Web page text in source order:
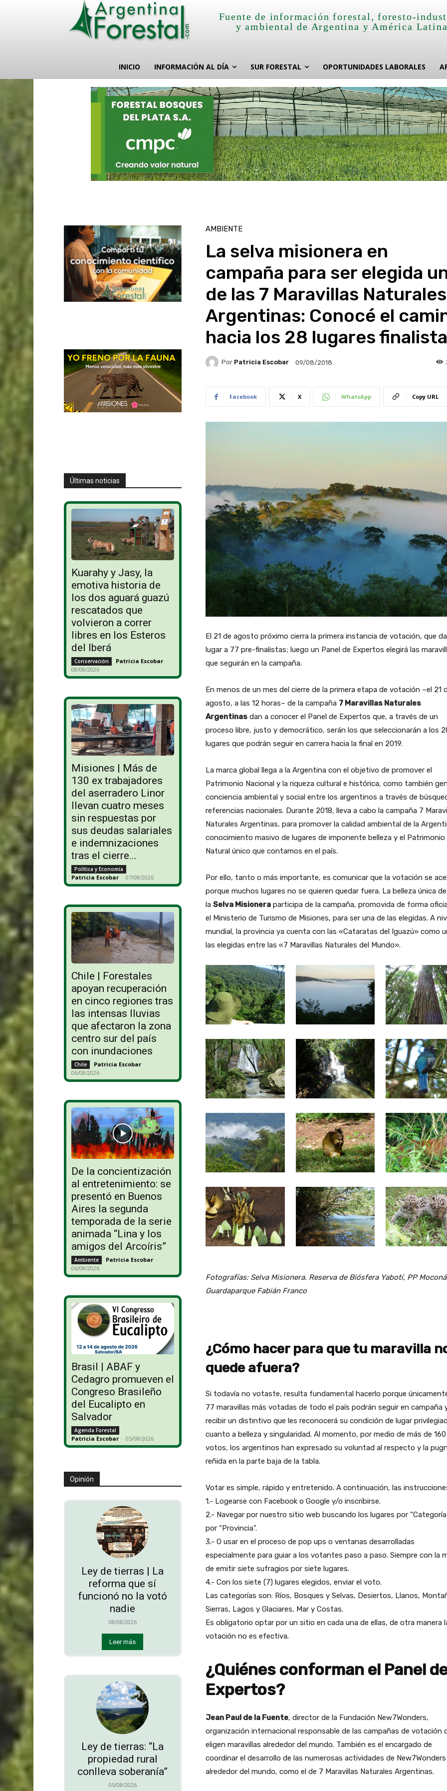
Fuente de información forestal, foresto-
y ambiental de Argentina y América
INICIO INFORMACIÓN AL DÍA SUR FORESTAL OPORTUNIDADES LABORALES
Últimas noticias
Kuarahy y Jasy, la
emotiva historia de
los dos aguará guazú
rescatados que
volvieron a correr
libres en los Esteros
del Iberá
Conservación Patricia Escobar -
08/08/2026
Misiones | Más de
130 ex trabajadores
del aserradero Linor
llevan cuatro meses
sin respuestas por
sus deudas salariales
e indemnizaciones
tras el cierre...
Política y Economía
Patricia Escobar - 07/08/2026
Chile | Forestales
apoyan recuperación
en cinco regiones tras
las intensas lluvias
que afectaron la zona
centro sur del país
con inundaciones
Chile Patricia Escobar -
06/08/2026
De la concientización
al entretenimiento: se
presentó en Buenos
Aires la segunda
temporada de la serie
animada “Lina y los
amigos del Arcoíris”
Ambiente Patricia Escobar -
06/08/2026
Brasil | ABAF y
Cedagro promueven el
Congreso Brasileño
del Eucalipto en
Salvador
Agenda Forestal
Patricia Escobar - 05/08/2026
Opinión
Ley de tierras | La
reforma que sí
funcionó no la votó
nadie
08/08/2026
Leer más
Ley de tierras: “La
propiedad rural
conlleva soberanía”
05/08/2026
AMBIENTE
La selva misionera en
campaña para ser elegida
de las 7 Maravillas Naturales
Argentinas: Conocé el
hacia los 28 lugares finalista
Por Patricia Escobar 09/08/2018
Facebook X WhatsApp Copy URL
El 21 de agosto próximo cierra la primera instancia de votación, que
lugar a 77 pre-finalistas; luego un Panel de Expertos elegirá las
que seguirán en la campaña.
En menos de un mes del cierre de la primera etapa de votación –el 21
agosto, a las 12 horas– de la campaña 7 Maravillas Naturales
Argentinasdan a conocer el Panel de Expertos que, a través de un
proceso libre, justo y democrático, serán los que seleccionarán a los
lugares que podrán seguir en carrera hacia la final en 2019.
La marca global llega a la Argentina con el objetivo de promover el
Patrimonio Nacional y la riqueza cultural e histórica, como también
conciencia ambiental y social entre los argentinos a través de
referencias nacionales. Durante 2018, lleva a cabo la campaña 7
Naturales Argentinas, para promover la calidad ambiental de la
conocimiento masivo de lugares de imponente belleza y el Patrimonio
Natural único que contamos en el país.
Por ello, tanto o más importante, es comunicar que la votación se
porque muchos lugares no se quieren quedar fuera. La belleza única de
la Selva Misioneraparticipa de la campaña, promovida de forma
el Ministerio de Turismo de Misiones, para ser una de las elegidas. A
mundial, la provincia ya cuenta con las «Cataratas del Iguazú» como
las elegidas entre las «7 Maravillas Naturales del Mundo».
Fotografías: Selva Misionera. Reserva de Biósfera Yabotí, PP
Guardaparque Fabián Franco
¿Cómo hacer para que tu maravilla
quede afuera?
Si todavía no votaste, resulta fundamental hacerlo porque
77 maravillas más votadas de todo el país podrán seguir en campaña
recibir un distintivo que les reconocerá su condición de lugar
cuanto a belleza y singularidad. Al momento, por medio de más de
votos, los argentinos han expresado su voluntad al respecto y la
reñida en la parte baja de la tabla.
Votar es simple, rápido y entretenido. A continuación, las
1.- Logearse con Facebook o Google y/o inscribirse.
2.- Navegar por nuestro sitio web buscando los lugares por
por “Provincia”.
3.- O usar en el proceso de pop ups o ventanas desarrolladas
especialmente para guiar a los votantes paso a paso. Siempre con la
de emitir siete sufragios por siete lugares.
4.- Con los siete (7) lugares elegidos, enviar el voto.
Las categorías son: Ríos, Bosques y Selvas, Desiertos, Llanos,
Sierras, Lagos y Glaciares, Mar y Costas.
Es obligatorio optar por un sitio en cada una de ellas, de otra manera
votación no es efectiva.
¿Quiénes conforman el Panel
Expertos?
Jean Paul de la Fuente, director de la Fundación New7Wonders,
organización internacional responsable de las campañas de votación
eligen maravillas alrededor del mundo. También es el encargado de
coordinar el desarrollo de las numerosas actividades de New7Wonders
alrededor del mundo, como el de 7 Maravillas Naturales Argentinas.